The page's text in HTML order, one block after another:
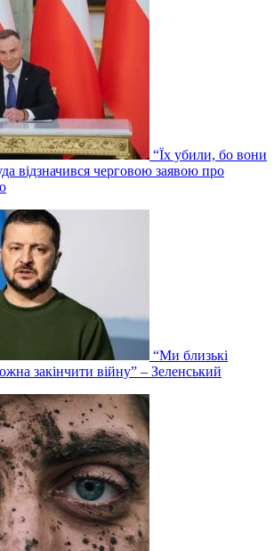
“Їх убили, бо вони
відзначився черговою заявою про
“Ми близькі
закінчити війну” – Зеленський